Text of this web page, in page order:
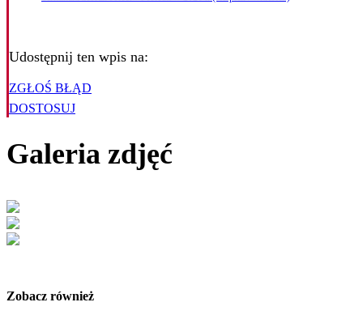
Udostępnij ten wpis na:
ZGŁOŚ BŁĄD
DOSTOSUJ
Galeria zdjęć
Zobacz również